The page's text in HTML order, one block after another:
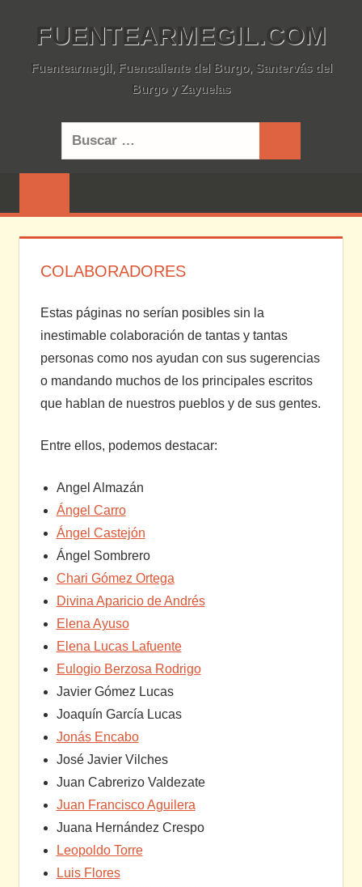
FUENTEARMEGIL.COM
Fuentearmegil, Fuencaliente del Burgo, Santervás del
Burgo y Zayuelas
Buscar:
COLABORADORES
Estas páginas no serían posibles sin la
inestimable colaboración de tantas y tantas
personas como nos ayudan con sus sugerencias
o mandando muchos de los principales escritos
que hablan de nuestros pueblos y de sus gentes.
Entre ellos, podemos destacar:
Angel Almazán
Ángel Carro
Ángel Castejón
Ángel Sombrero
Chari Gómez Ortega
Divina Aparicio de Andrés
Elena Ayuso
Elena Lucas Lafuente
Eulogio Berzosa Rodrigo
Javier Gómez Lucas
Joaquín García Lucas
Jonás Encabo
José Javier Vilches
Juan Cabrerizo Valdezate
Juan Francisco Aguilera
Juana Hernández Crespo
Leopoldo Torre
Luis Flores